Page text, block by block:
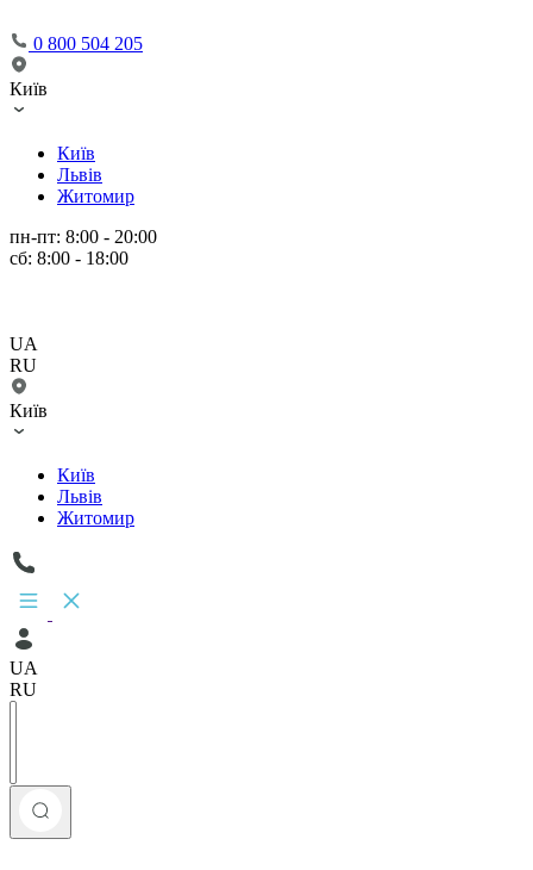
0 800 504 205
Київ
Київ
Львів
Житомир
пн-пт: 8:00 - 20:00
сб: 8:00 - 18:00
UA
RU
Київ
Київ
Львів
Житомир
UA
RU